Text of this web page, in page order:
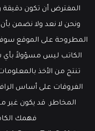
المفترض أن تكون دقيقة
ونحن لا نعد ولا نضمن بأن
المطروحة على الموقع سوف
الكاتب ليس مسؤولاً
تنتج من الأخذ
الفروقات على أساس
المخاطر. قد يكون غير
فهمك